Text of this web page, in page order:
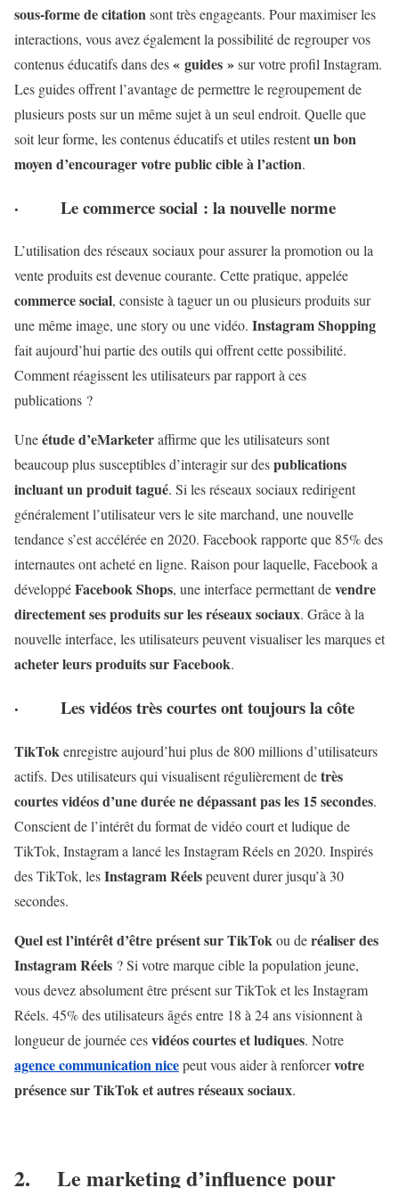
sous-forme de citationsont très engageants. Pour maximiser les
interactions, vous avez également la possibilité de regrouper vos
contenus éducatifs dans des« guides »sur votre profil Instagram.
Les guides offrent l’avantage de permettre le regroupement de
plusieurs posts sur un même sujet à un seul endroit. Quelle que
soit leur forme, les contenus éducatifs et utiles restentun bon
moyen d’encourager votre public cible à l’action.
· Le commerce social : la nouvelle norme
L’utilisation des réseaux sociaux pour assurer la promotion ou la
vente produits est devenue courante. Cette pratique, appelée
commerce social, consiste à taguer un ou plusieurs produits sur
une même image, une story ou une vidéo. Instagram Shopping
fait aujourd’hui partie des outils qui offrent cette possibilité.
Comment réagissent les utilisateurs par rapport à ces
publications ?
Uneétude d’eMarketeraffirme que les utilisateurs sont
beaucoup plus susceptibles d’interagir sur despublications
incluant un produit tagué. Si les réseaux sociaux redirigent
généralement l’utilisateur vers le site marchand, une nouvelle
tendance s’est accélérée en 2020. Facebook rapporte que 85% des
internautes ont acheté en ligne. Raison pour laquelle, Facebook a
développéFacebook Shops, une interface permettant devendre
directement ses produits sur les réseaux sociaux. Grâce à la
nouvelle interface, les utilisateurs peuvent visualiser les marques et
acheter leurs produits sur Facebook.
· Les vidéos très courtes ont toujours la côte
TikTokenregistre aujourd’hui plus de 800 millions d’utilisateurs
actifs. Des utilisateurs qui visualisent régulièrement detrès
courtes vidéos d’une durée ne dépassant pas les 15 secondes.
Conscient de l’intérêt du format de vidéo court et ludique de
TikTok, Instagram a lancé les Instagram Réels en 2020. Inspirés
des TikTok, lesInstagram Réelspeuvent durer jusqu’à 30
secondes.
Quel est l’intérêt d’être présent sur TikTokou deréaliser des
Instagram Réels ? Si votre marque cible la population jeune,
vous devez absolument être présent sur TikTok et les Instagram
Réels. 45% des utilisateurs âgés entre 18 à 24 ans visionnent à
longueur de journée cesvidéos courtes et ludiques. Notre
agence communication nicepeut vous aider à renforcervotre
présence sur TikTok et autres réseaux sociaux.
2. Le marketing d’influence pour